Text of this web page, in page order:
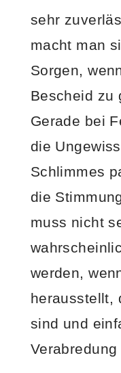
sehr
macht man
Sorgen,
Bescheid zu
Gerade bei
die
Schlimmes
die
muss nicht
werden,
herausstellt,
sind und